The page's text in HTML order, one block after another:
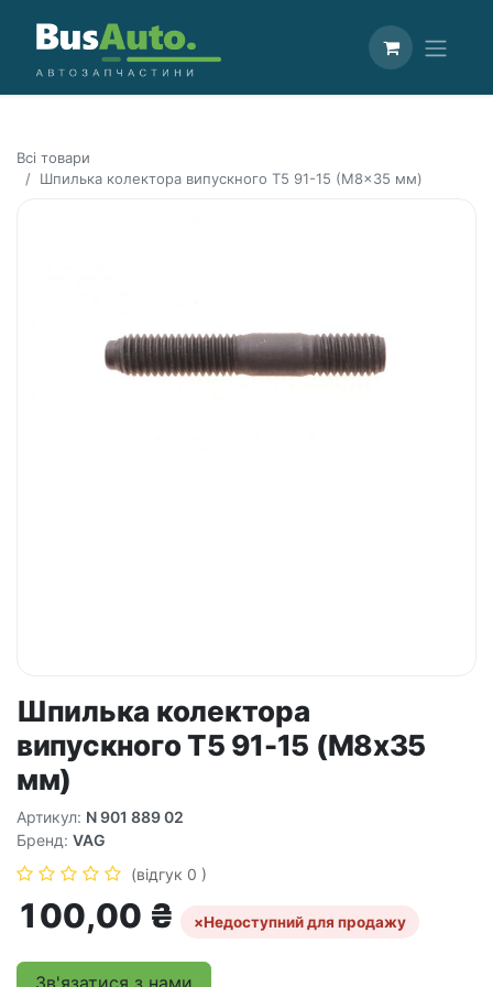
Всі товари
Шпилька колектора випускного T5 91-15 (M8x35 мм)
Шпилька колектора
випускного T5 91-15 (M8x35
мм)
Артикул: N 901 889 02
Бренд: VAG
(відгук 0 )
100,00 ₴ ×Недоступний для продажу
Зв'язатися з нами